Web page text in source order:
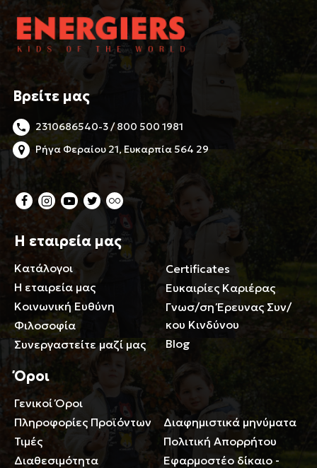
Βρείτε μας
2310686540-3 / 800 500 1981
Ρήγα Φεραίου 21, Ευκαρπία 564 29
Η εταιρεία μας
Κατάλογοι
Η εταιρεία μας
Κοινωνική Ευθύνη
Φιλοσοφία
Συνεργαστείτε μαζί μας
Certificates
Ευκαιρίες Καριέρας
Γνωσ/ση Έρευνας Συν/
κου Κινδύνου
Blog
Όροι
Γενικοί Όροι
Πληροφορίες Προϊόντων
Τιμές
Διαθεσιμότητα
Περιορισμοί ευθύνης
Διαφημιστικά μηνύματα
Πολιτική Απορρήτου
Εφαρμοστέο δίκαιο -